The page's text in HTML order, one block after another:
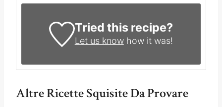
Tried this recipe?
Let us knowhow it was!
Altre Ricette Squisite Da Provare